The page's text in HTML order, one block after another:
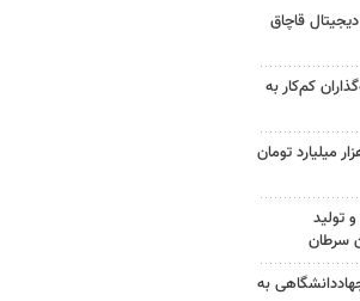
دیجیتال قاچاق
کم‌کار به
طلای «رز ترنج» به ۱۰ هزار میلیارد تومان
تولید
سرطان
به